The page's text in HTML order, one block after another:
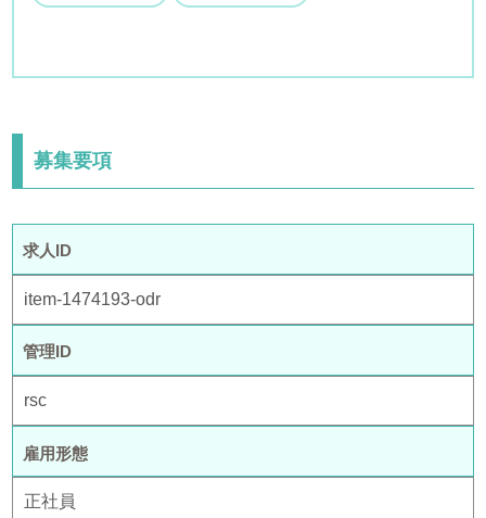
募集要項
求人ID
item-1474193-odr
管理ID
rsc
雇用形態
正社員